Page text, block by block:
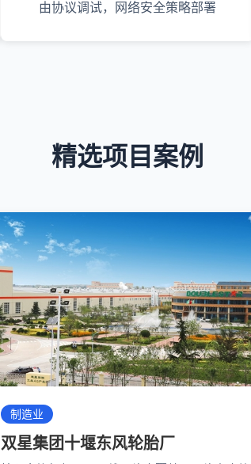
由协议调试，网络安全策略部署
精选项目案例
制造业
双星集团十堰东风轮胎厂